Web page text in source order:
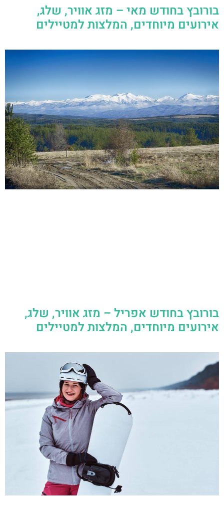
בורובץ בחודש מאי – מזג אוויר, שלג,
אירועים מיוחדים, המלצות למטיילים
בורובץ בחודש אפריל – מזג אוויר, שלג,
אירועים מיוחדים, המלצות למטיילים